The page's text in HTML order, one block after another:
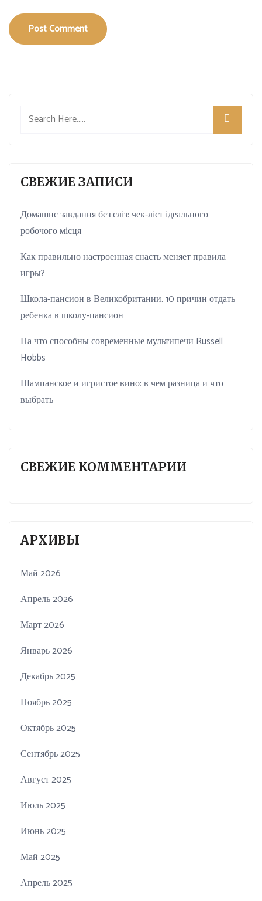
Post Comment
СВЕЖИЕ ЗАПИСИ
Домашнє завдання без сліз: чек-ліст ідеального
робочого місця
Как правильно настроенная снасть меняет правила
игры?
Школа-пансион в Великобритании. 10 причин отдать
ребенка в школу-пансион
На что способны современные мультипечи Russell
Hobbs
Шампанское и игристое вино: в чем разница и что
выбрать
СВЕЖИЕ КОММЕНТАРИИ
АРХИВЫ
Май 2026
Апрель 2026
Март 2026
Январь 2026
Декабрь 2025
Ноябрь 2025
Октябрь 2025
Сентябрь 2025
Август 2025
Июль 2025
Июнь 2025
Май 2025
Апрель 2025